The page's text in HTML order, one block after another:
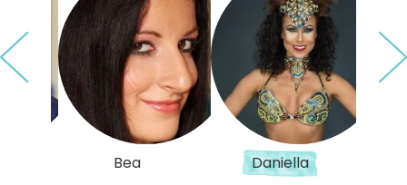
Bea Daniella